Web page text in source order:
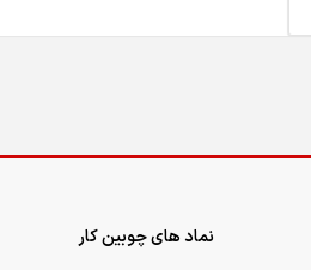
نماد های چوبین کار